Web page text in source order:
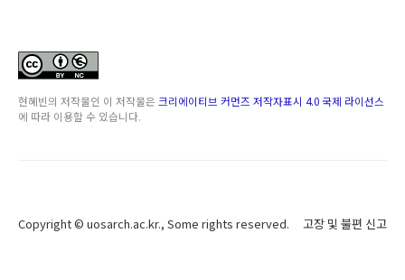
현혜빈의 저작물인 이 저작물은 크리에이티브 커먼즈 저작자표시 4.0 국제 라이선스
에 따라 이용할 수 있습니다.
Copyright © uosarch.ac.kr., Some rights reserved. 고장 및 불편 신고